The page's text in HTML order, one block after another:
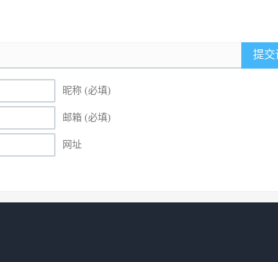
提交
昵称 (必填)
邮箱 (必填)
网址